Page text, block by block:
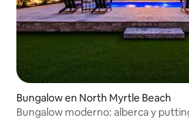
Bungalow en North Myrtle Beach
Bungalow moderno: alberca y